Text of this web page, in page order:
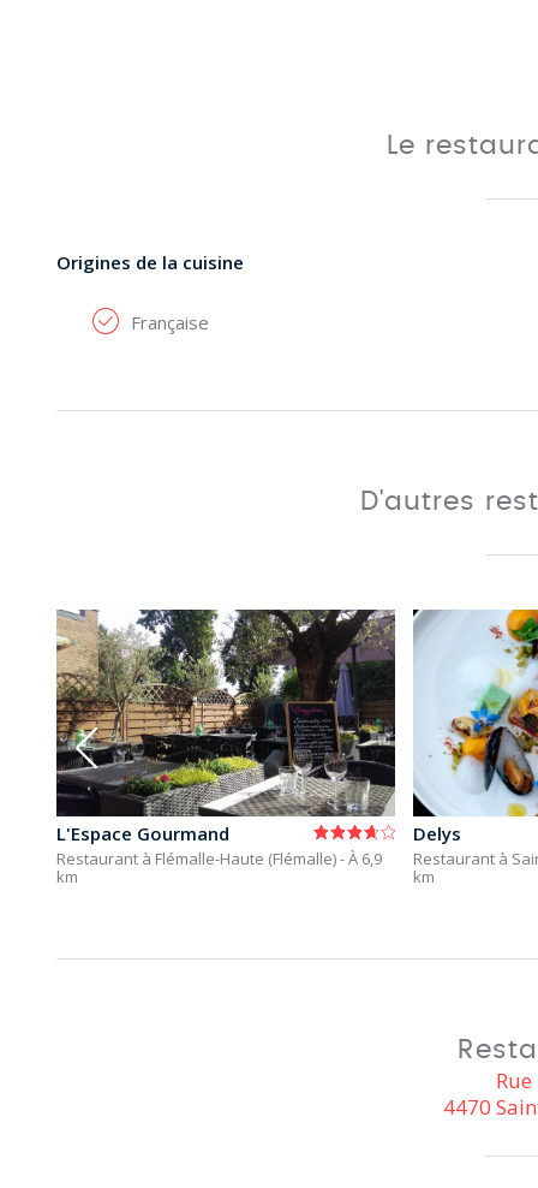
Le
Origines de la cuisine
Française
D'autres
L'Espace Gourmand
Restaurant à Flémalle-Haute (Flémalle)- À 6,9
km
Delys
Restaurant à
km
4470